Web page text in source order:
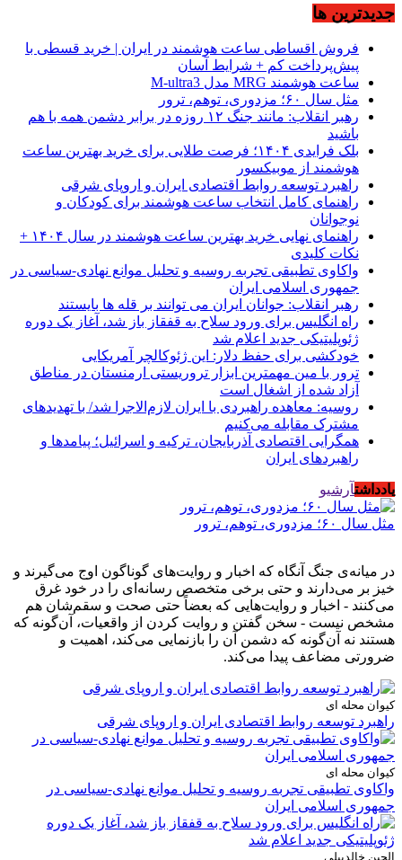
جديدترين ها
فروش اقساطی ساعت هوشمند در ایران | خرید قسطی با
پیش‌پرداخت کم + شرایط آسان
ساعت هوشمند MRG مدل M-ultra3
مثل سال ۶۰؛ مزدوری، توهم، ترور
رهبر انقلاب: مانند جنگ ۱۲ روزه در برابر دشمن همه با هم
باشید
بلک فرایدی ۱۴۰۴؛ فرصت طلایی برای خرید بهترین ساعت
هوشمند از موبیکسور
راهبرد توسعه روابط اقتصادی ایران و اروپای شرقی
راهنمای کامل انتخاب ساعت هوشمند برای کودکان و
نوجوانان
راهنمای نهایی خرید بهترین ساعت هوشمند در سال ۱۴۰۴ +
نکات کلیدی
واکاوی تطبیقی تجربه روسیه و تحلیل موانع نهادی-سیاسی در
جمهوری اسلامی ایران
رهبر انقلاب: جوانان ایران می توانند بر قله ها بایستند
راه انگلیس برای ورود سلاح به قفقاز باز شد، آغاز یک دوره
ژئوپلیتیکی جدید اعلام شد
خودکشی برای حفظ دلار: این ژئوکالچر آمریکایی
ترور با مین مهمترین ابزار تروریستی ارمنستان در مناطق
آزاد شده از اشغال است
روسیه: معاهده راهبردی با ایران لازم‌الاجرا شد/ با تهدیدهای
مشترک مقابله می‌کنیم
همگرایی اقتصادی آذربایجان، ترکیه و اسرائیل؛ پیامدها و
راهبردهای ایران
یادداشتآرشیو
مثل سال ۶۰؛ مزدوری، توهم، ترور
در میانه‌ی جنگ آنگاه که اخبار و روایت‌های گوناگون اوج می‌گیرند و
خیز بر می‌دارند و حتی برخی متخصص رسانه‌ای را در خود غرق
می‌کنند - اخبار و روایت‌هایی که بعضاً حتی صحت و سقم‌شان هم
مشخص نیست - سخن گفتن و روایت کردن از واقعیات، آن‌گونه که
هستند نه آن‌گونه که دشمن آن را بازنمایی می‌کند، اهمیت و
ضرورتی مضاعف پیدا می‌کند.
کیوان محله ای
راهبرد توسعه روابط اقتصادی ایران و اروپای شرقی
کیوان محله ای
واکاوی تطبیقی تجربه روسیه و تحلیل موانع نهادی-سیاسی در
جمهوری اسلامی ایران
الچین خالدبیلی